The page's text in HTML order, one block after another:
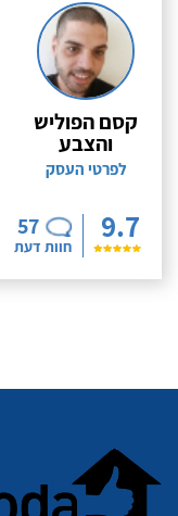
קסם הפוליש
והצבע
לפרטי העסק
9.7
57
חוות דעת